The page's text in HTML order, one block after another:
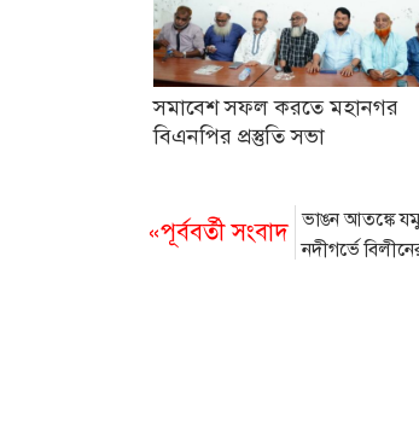
সমাবেশ সফল করতে মহানগর
বিএনপির প্রস্তুতি সভা
«পূর্ববর্তী সংবাদ ভাঙন আতঙ্কে
নদীগর্ভে